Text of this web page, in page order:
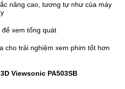
nâng cao, tương tự như của máy
xem tổng quát
cho trải nghiệm xem phim tốt hơn
Viewsonic PA503SB